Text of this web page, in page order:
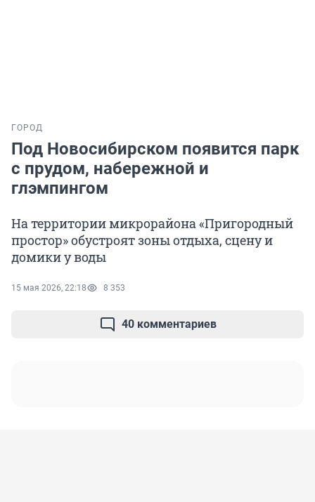
ГОРОД
Под Новосибирском появится парк
с прудом, набережной и
глэмпингом
На территории микрорайона «Пригородный
простор» обустроят зоны отдыха, сцену и
домики у воды
15 мая 2026, 22:18 8 353
40 комментариев